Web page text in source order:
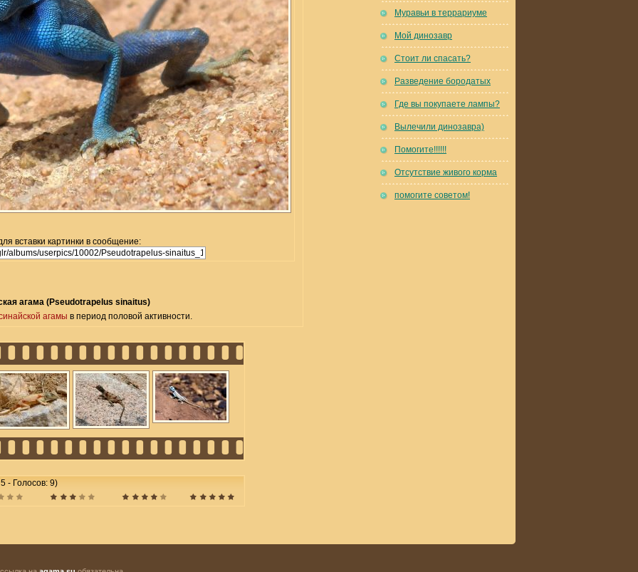
вставки картинки в сообщение:
агама (Pseudotrapelus sinaitus)
агамы в период половой активности.
- Голосов: 9)
Муравьи в террариуме
Мой динозавр
Стоит ли спасать?
Разведение бородатых
Где вы покупаете лампы?
Вылечили динозавра)
Помогите!!!!!!
Отсутствие живого корма
помогите советом!